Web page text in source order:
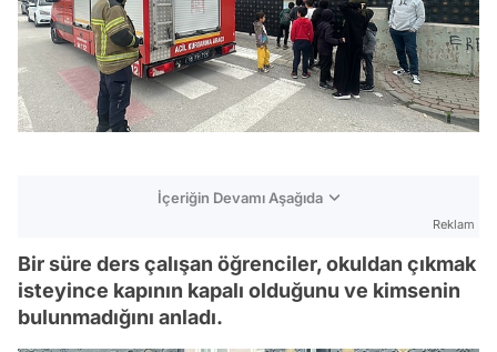
İçeriğin Devamı Aşağıda
Reklam
Bir süre ders çalışan öğrenciler, okuldan çıkmak
isteyince kapının kapalı olduğunu ve kimsenin
bulunmadığını anladı.